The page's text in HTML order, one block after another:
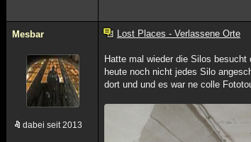
Mesbar
dabei seit 2013
Lost Places - Verlassene Orte
Hatte mal wieder die Silos
heute noch nicht jedes Silo
dort und und es war ne colle